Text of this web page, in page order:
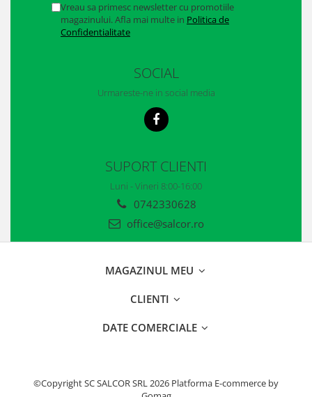
Pantofi de protectie
Manusi fibre speciale
Manusi latex
Vreau sa primesc newsletter cu promotiile
magazinului. Afla mai multe in Politica de
Confidentialitate
SOCIAL
Urmareste-ne in social media
SUPORT CLIENTI
Luni - Vineri 8:00-16:00
0742330628
office@salcor.ro
MAGAZINUL MEU
CLIENTI
DATE COMERCIALE
©Copyright SC SALCOR SRL 2026 Platforma E-commerce by